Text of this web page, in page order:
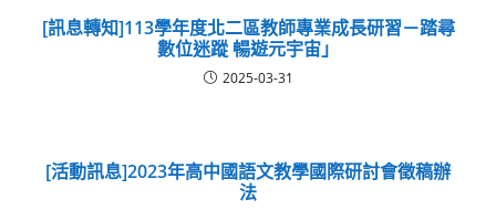
[訊息轉知]113學年度北二區教師專業成長研習－踏尋
數位迷蹤 暢遊元宇宙」
2025-03-31
[活動訊息]2023年高中國語文教學國際研討會徵稿辦
法